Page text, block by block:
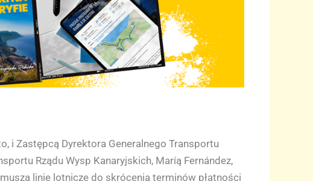
i Zastępcą Dyrektora Generalnego Transportu
Rządu Wysp Kanaryjskich, Maríą Fernández,
linie lotnicze do skrócenia terminów płatności